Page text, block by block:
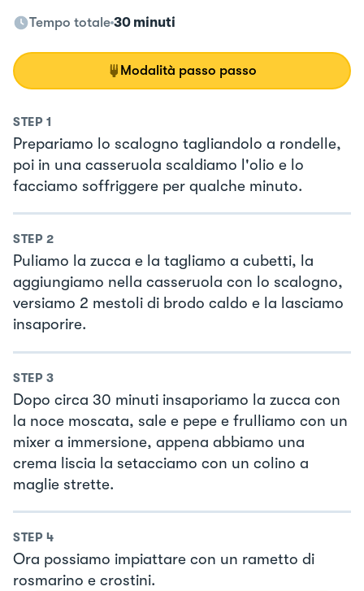
Tempo totale 30 minuti
Modalità passo passo
STEP 1
Prepariamo lo scalogno tagliandolo a rondelle,
poi in una casseruola scaldiamo l'olio e lo
facciamo soffriggere per qualche minuto.
STEP 2
Puliamo la zucca e la tagliamo a cubetti, la
aggiungiamo nella casseruola con lo scalogno,
versiamo 2 mestoli di brodo caldo e la lasciamo
insaporire.
STEP 3
Dopo circa 30 minuti insaporiamo la zucca con
la noce moscata, sale e pepe e frulliamo con un
mixer a immersione, appena abbiamo una
crema liscia la setacciamo con un colino a
maglie strette.
STEP 4
Ora possiamo impiattare con un rametto di
rosmarino e crostini.